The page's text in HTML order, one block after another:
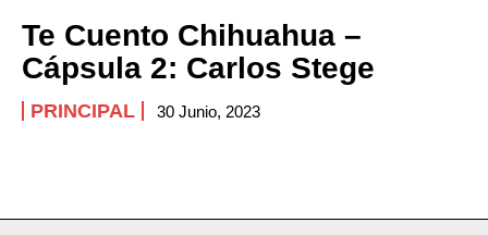
Te Cuento Chihuahua –
Cápsula 2: Carlos Stege
PRINCIPAL 30 Junio, 2023